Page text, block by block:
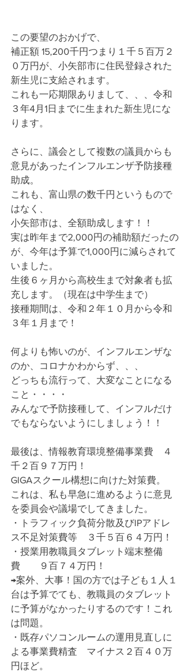
この要望のおかげで、
補正額 15,200千円つまり１千５百万２
０万円が、小矢部市に住民登録された
新生児に支給されます。
これも一応期限ありまして、、、令和
３年4月1日までに生まれた新生児にな
ります。
さらに、議会として複数の議員からも
意見があったインフルエンザ予防接種
助成。
これも、富山県の数千円というもので
はなく、
小矢部市は、全額助成します！！
実は昨年まで2,000円の補助額だったの
が、今年は予算で1,000円に減らされて
いました。
生後６ヶ月から高校生まで対象者も拡
充します。（現在は中学生まで）
接種期間は、令和２年１０月から令和
３年１月まで！
何よりも怖いのが、インフルエンザな
のか、コロナかわからず、、、
どっちも流行って、大変なことになる
こと・・・・
みんなで予防接種して、インフルだけ
でもならないようにしましょう！！
最後は、情報教育環境整備事業費　４
千２百９７万円！
GIGAスクール構想に向けた対策費。
これは、私も早急に進めるように意見
を委員会や議場でしてきました。
・トラフィック負荷分散及びIPアドレ
ス不足対策費等　３千５百６４万円！
・授業用教職員タブレット端末整備
費　　９百７４万円！
→案外、大事！国の方では子ども１人１
台は予算でても、教職員のタブレット
に予算がなかったりするのです！これ
は問題。
・既存パソコンルームの運用見直しに
よる事業費精査　マイナス２百４０万
円ほど。